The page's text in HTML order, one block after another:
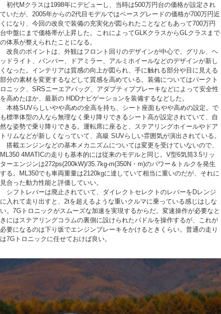
初代Mクラスは1998年にデビューし、当時は500万円台の価格が設定され
ていたが、2005年からの2代目モデルではベースグレードの価格が700万円近
くになり、今回の改良で装備の充実化が図られたことなどもあって700万円
台中盤にまで価格帯が上昇した。これによってGLKクラスからGLクラスまで
の体系が整えられたことになる。
改良のポイントは、外観はフロント回りのデザインが中心で、グリル、ヘ
ッドライト、バンパー、ドアミラー、アルミホイールなどのデザインが新し
くなった。インテリアは質感の向上が図られ、手に触れる部分や目に見える
部分の素材を変更するなどして質感を高めている。装備についてはパークト
ロニック、SRSニーエアバッグ、アダプティブブレーキなどによって安全性
を高めたほか、最新の HDDナビゲーションを装備するなどした。
本格SUVらしいやや高めの全高を持ち、シート座面もやや高めの設定。で
も標準体型の人なら無理なく乗り降りできるシート高が設定されていて、自
然な姿勢で乗り降りできる。運転席に座ると、ステアリングホイールやドア
トリムなどが新しくなっていて、高級 SUVらしい雰囲気が演出されている。
搭載エンジンなどの基本メカニズムについては変更を受けていないので、
ML350 4MATICの走りも基本的には従来のモデルと同じ。V型6気筒3.5リッ
ターエンジンは272ps(200kW)/35.7kg-m(350N・m)のパワー＆トルクを発生
する。ML350でも車両重量は2120kgに達していて相当に重いのだが、それに
見合った動力性能と評価していい。
シフトレバーは廃止されていて、ダイレクトセレクトのレバーをDレンジ
に入れて走り出すと、2tを超えるような重いクルマに乗っている感じはしな
い。7Gトロニックがスムーズな加速を実現するからだ。変速操作が必要なと
きにはステアリングコラムの裏側に設けられたパドルを操作するが、これが
必要になるのは下り坂でエンジンブレーキをかけるときくらい。普通の走り
は7Gトロニックに任せておけば良い。